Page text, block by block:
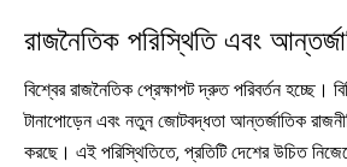
রাজনৈতিক পরিস্থিতি এবং
বিশ্বের রাজনৈতিক প্রেক্ষাপট দ্রুত পরিবর্তন হচ্ছে।
টানাপোড়েন এবং নতুন জোটবদ্ধতা আন্তর্জাতিক
করছে। এই পরিস্থিতিতে, প্রতিটি দেশের উচিত